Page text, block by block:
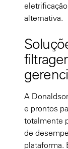
alternativa.
A
e prontos
totalmente
de
plataforma.